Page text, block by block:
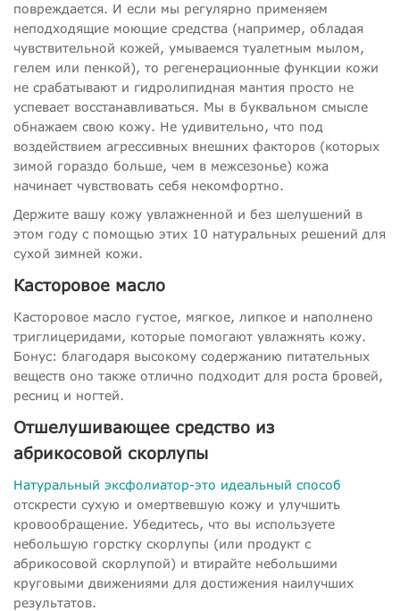
повреждается. И если мы регулярно применяем
неподходящие моющие средства (например, обладая
чувствительной кожей, умываемся туалетным мылом,
гелем или пенкой), то регенерационные функции кожи
не срабатывают и гидролипидная мантия просто не
успевает восстанавливаться. Мы в буквальном смысле
обнажаем свою кожу. Не удивительно, что под
воздействием агрессивных внешних факторов (которых
зимой гораздо больше, чем в межсезонье) кожа
начинает чувствовать себя некомфортно.
Держите вашу кожу увлажненной и без шелушений в
этом году с помощью этих 10 натуральных решений для
сухой зимней кожи.
Касторовое масло
Касторовое масло густое, мягкое, липкое и наполнено
триглицеридами, которые помогают увлажнять кожу.
Бонус: благодаря высокому содержанию питательных
веществ оно также отлично подходит для роста бровей,
ресниц и ногтей.
Отшелушивающее средство из
абрикосовой скорлупы
Натуральный эксфолиатор-это идеальный способ
отскрести сухую и омертвевшую кожу и улучшить
кровообращение. Убедитесь, что вы используете
небольшую горстку скорлупы (или продукт с
абрикосовой скорлупой) и втирайте небольшими
круговыми движениями для достижения наилучших
результатов.